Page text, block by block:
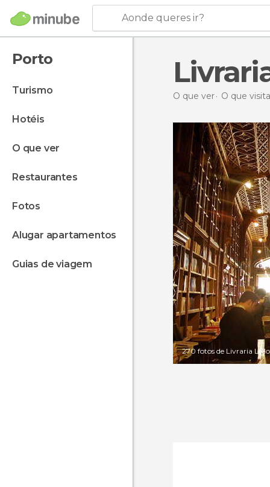
Aonde queres ir?
Porto
turismo
hotéis
o que ver
restaurantes
fotos
alugar apartamentos
guias de viagem
O que ver O que
270 fotos de Livraria Lello